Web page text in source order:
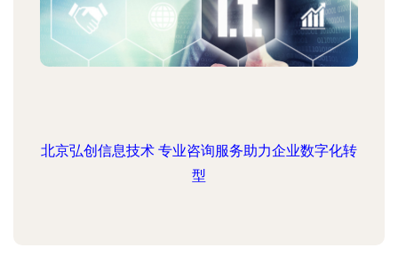
北京弘创信息技术 专业咨询服务助力企业数字化转
型